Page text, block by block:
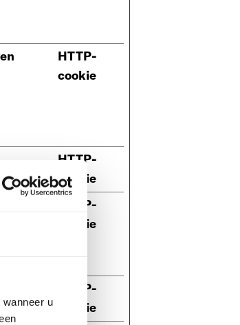
u
HTTP-
cookie
HTTP-
cookie
HTTP-
cookie
HTTP-
cookie